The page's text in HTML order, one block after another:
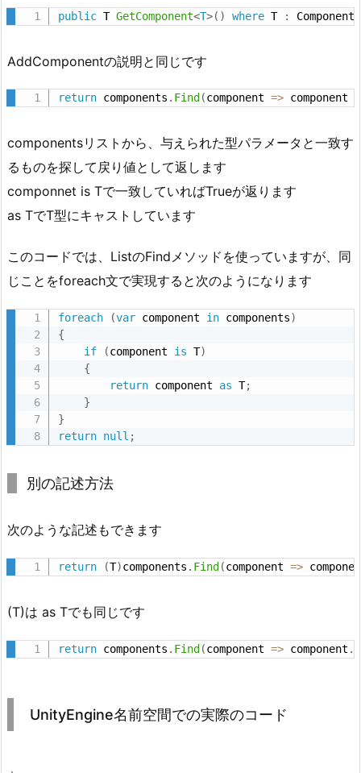
public T GetComponent<T>( ) where T : Component
AddComponentの説明と同じです
return components . Find (component => component
componentsリストから、与えられた型パラメータと一致す
るものを探して戻り値として返します
componnet is Tで一致していればTrueが返ります
as TでT型にキャストしています
このコードでは、ListのFindメソッドを使っていますが、同
じことをforeach文で実現すると次のようになります
foreach (var component in components)
{
if
(component is T)
{
return component as T;
}
}
return null ;
別の記述方法
次のような記述もできます
return (T)components . Find (component =>
(T)は as Tでも同じです
return components . Find(component => component .
UnityEngine名前空間での実際のコード